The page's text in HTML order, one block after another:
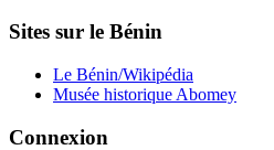
Sites sur le Bénin
Le Bénin/Wikipédia
Musée historique Abomey
Connexion